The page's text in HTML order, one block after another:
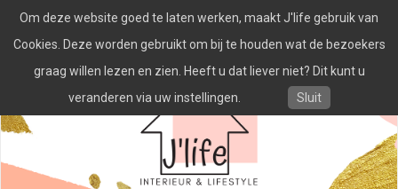
naar
inhoud
Om deze website goed te laten werken, maakt J'life gebruik van
Cookies. Deze worden gebruikt om bij te houden wat de bezoekers
graag willen lezen en zien. Heeft u dat liever niet? Dit kunt u
veranderen via uw instellingen.
Sluit